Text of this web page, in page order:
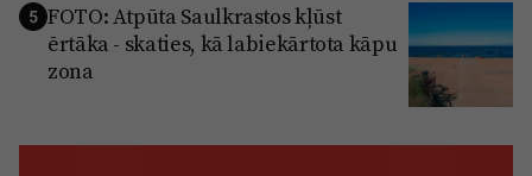
5 FOTO: Atpūta Saulkrastos kļūst
ērtāka - skaties, kā labiekārtota kāpu
zona